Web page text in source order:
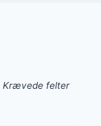
Krævede felter